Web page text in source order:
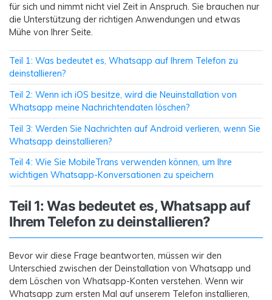
für sich und nimmt nicht viel Zeit in Anspruch. Sie brauchen nur
die Unterstützung der richtigen Anwendungen und etwas
Mühe von Ihrer Seite.
Teil 1: Was bedeutet es, Whatsapp auf Ihrem Telefon zu
deinstallieren?
Teil 2: Wenn ich iOS besitze, wird die Neuinstallation von
Whatsapp meine Nachrichtendaten löschen?
Teil 3: Werden Sie Nachrichten auf Android verlieren, wenn Sie
Whatsapp deinstallieren?
Teil 4: Wie Sie MobileTrans verwenden können, um Ihre
wichtigen Whatsapp-Konversationen zu speichern
Teil 1: Was bedeutet es, Whatsapp auf
Ihrem Telefon zu deinstallieren?
Bevor wir diese Frage beantworten, müssen wir den
Unterschied zwischen der Deinstallation von Whatsapp und
dem Löschen von Whatsapp-Konten verstehen. Wenn wir
Whatsapp zum ersten Mal auf unserem Telefon installieren,